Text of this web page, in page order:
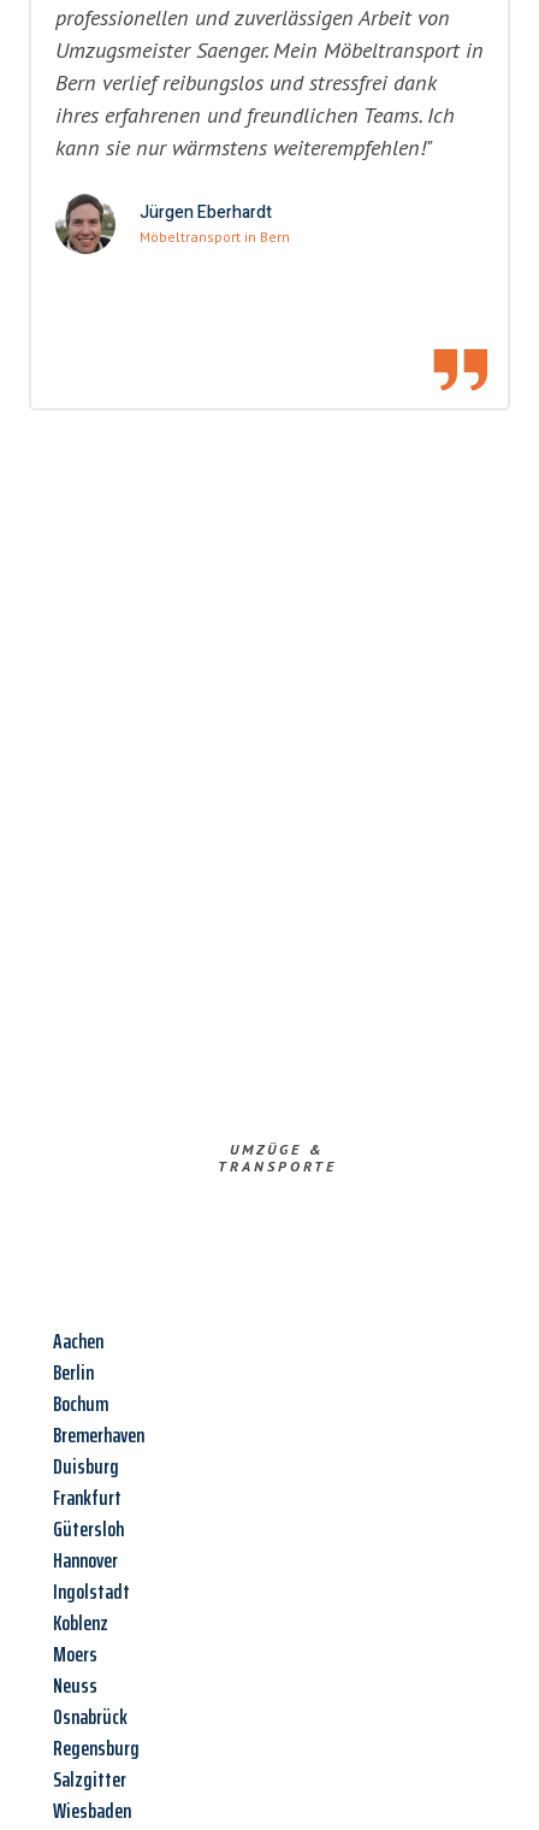
professionellen und zuverlässigen Arbeit von
Umzugsmeister Saenger. Mein Möbeltransport in
Bern verlief reibungslos und stressfrei dank
ihres erfahrenen und freundlichen Teams. Ich
kann sie nur wärmstens weiterempfehlen!"
Jürgen Eberhardt
Möbeltransport in Bern
UMZÜGE &
TRANSPORTE
Aachen
Berlin
Bochum
Bremerhaven
Duisburg
Frankfurt
Gütersloh
Hannover
Ingolstadt
Koblenz
Moers
Neuss
Osnabrück
Regensburg
Salzgitter
Wiesbaden